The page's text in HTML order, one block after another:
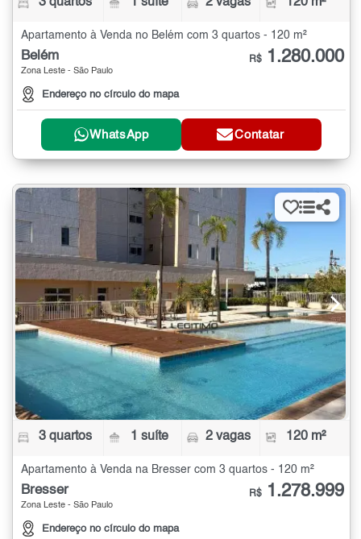
Apartamento à Venda no Belém com 3 quartos - 120 m²
Belém
Zona Leste - São Paulo
Endereço no círculo do mapa
R$ 1.280.000
WhatsApp Contatar
3 quartos 1 suíte 2 vagas 120 m²
Apartamento à Venda na Bresser com 3 quartos - 120 m²
Bresser
Zona Leste - São Paulo
Endereço no círculo do mapa
R$ 1.278.999